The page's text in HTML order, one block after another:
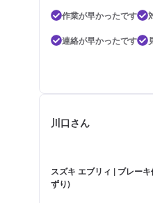
作業が早かったです
連絡が早かったです
川口さん
スズキ エブリィ | ブレー
ずり)